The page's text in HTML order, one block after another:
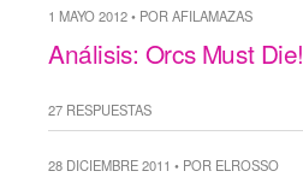
1 MAYO 2012 • POR AFILAMAZAS
Análisis: Orcs Must Die!
27 RESPUESTAS
28 DICIEMBRE 2011 • POR ELROSSO